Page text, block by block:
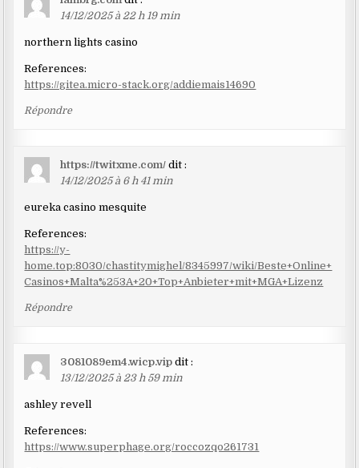
14/12/2025 à 22 h 19 min
northern lights casino
References:
https://gitea.micro-stack.org/addiemais14690
Répondre
https://twitxme.com/ dit :
14/12/2025 à 6 h 41 min
eureka casino mesquite
References:
https://y-
home.top:8030/chastitymighel/8345997/wiki/Beste+Online+
Casinos+Malta%253A+20+Top+Anbieter+mit+MGA+Lizenz
Répondre
3081089em4.wicp.vip dit :
13/12/2025 à 23 h 59 min
ashley revell
References:
https://www.superphage.org/roccozqo261731